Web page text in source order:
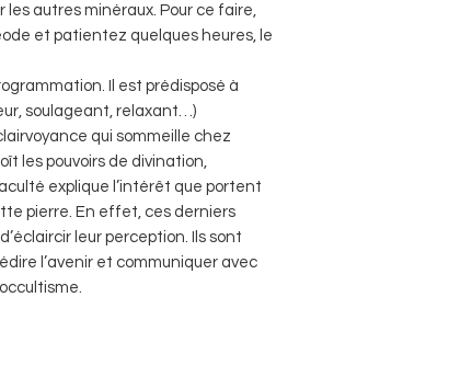
autres minéraux. Pour ce faire,
et patientez quelques heures, le
Il est prédisposé à
soulageant, relaxant…)
qui sommeille chez
les pouvoirs de divination,
explique l’intérêt que portent
pierre. En effet, ces derniers
leur perception. Ils sont
l’avenir et communiquer avec